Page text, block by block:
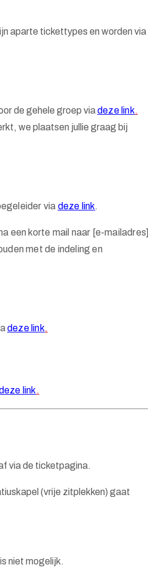
aparte tickettypes en worden via
de gehele groep viadeze link.
we plaatsen jullie graag bij
via deze link.
een korte mail naar [e-mailadres]
met de indeling en
deze link.
link .
via de ticketpagina.
(vrije zitplekken) gaat
niet mogelijk.